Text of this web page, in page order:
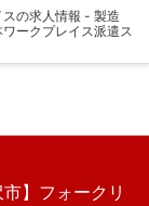
の求人情報 - 製造
ークプレイス派遣ス
】フォークリ